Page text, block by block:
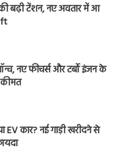
बढ़ी टेंशन, नए अवतार में आ
नए फीचर्स और टर्बो इंजन के
कार? नई गाड़ी खरीदने से